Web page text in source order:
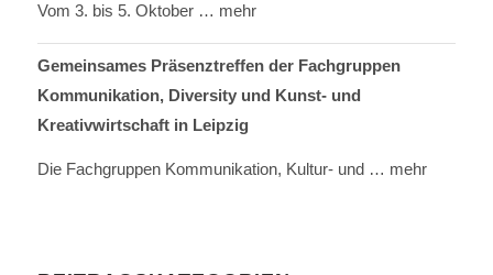
Vom 3. bis 5. Oktober … mehr
Gemeinsames Präsenztreffen der Fachgruppen
Kommunikation, Diversity und Kunst- und
Kreativwirtschaft in Leipzig
Die Fachgruppen Kommunikation, Kultur- und … mehr